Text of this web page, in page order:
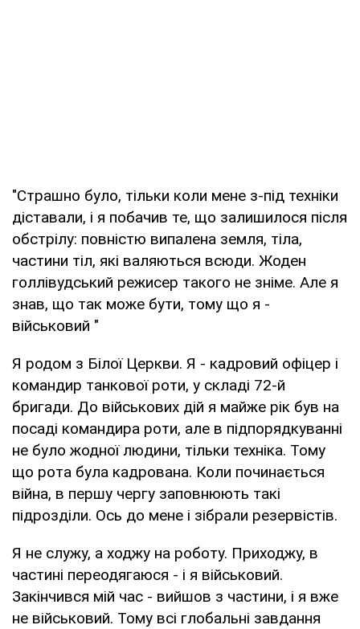
"Страшно було, тільки коли мене з-під техніки
діставали, і я побачив те, що залишилося після
обстрілу: повністю випалена земля, тіла,
частини тіл, які валяються всюди. Жоден
голлівудський режисер такого не зніме. Але я
знав, що так може бути, тому що я -
військовий "
Я родом з Білої Церкви. Я - кадровий офіцер і
командир танкової роти, у складі 72-й
бригади. До військових дій я майже рік був на
посаді командира роти, але в підпорядкуванні
не було жодної людини, тільки техніка. Тому
що рота була кадрована. Коли починається
війна, в першу чергу заповнюють такі
підрозділи. Ось до мене і зібрали резервістів.
Я не служу, а ходжу на роботу. Приходжу, в
частині переодягаюся - і я військовий.
Закінчився мій час - вийшов з частини, і я вже
не військовий. Тому всі глобальні завдання